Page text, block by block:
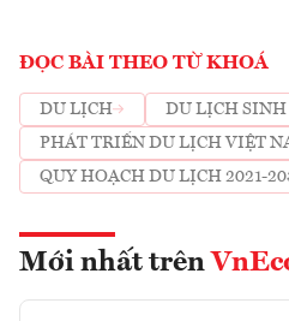
ĐỌC BÀI THEO TỪ KHOÁ
DU LỊCH
DU LỊCH
PHÁT TRIỂN DU LỊCH VIỆT
QUY HOẠCH DU LỊCH 2021-
Mới nhất trên